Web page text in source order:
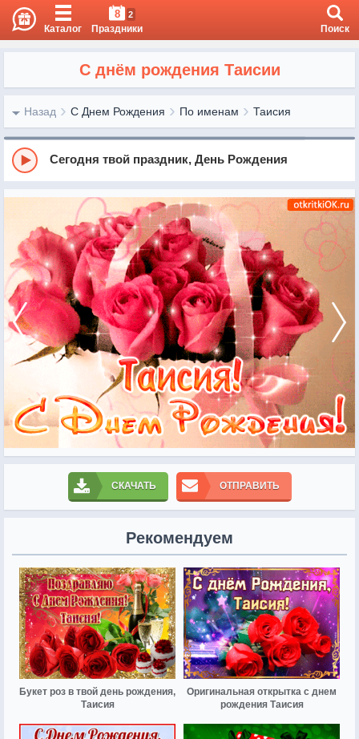
Каталог
8 2
Праздники Поиск
С днём рождения Таисии
Назад С Днем Рождения По именам Таисия
Сегодня твой праздник, День Рождения
СКАЧАТЬ ОТПРАВИТЬ
Рекомендуем
Букет роз в твой день рождения,
Таисия
Оригинальная открытка с днем
рождения Таисия